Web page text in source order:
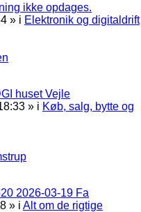
ikke opdages.
» i Elektronik og digitaldrift
huset Vejle
» i Køb, salg, bytte og
2026-03-19 Fa
» i Alt om de rigtige